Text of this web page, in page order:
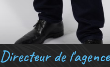
Directeur de l'agence